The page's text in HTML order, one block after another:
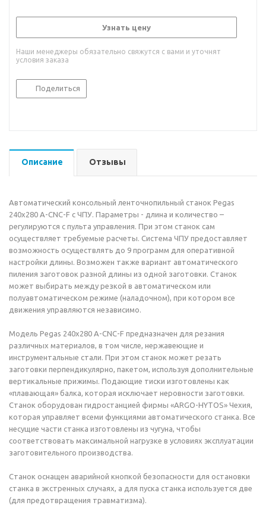
Узнать цену
Наши менеджеры обязательно свяжутся с вами и уточнят
условия заказа
Поделиться
Описание Отзывы
Автоматический консольный ленточнопильный станок Pegas
240x280 A-CNC-F с ЧПУ. Параметры - длина и количество –
регулируются с пульта управления. При этом станок сам
осуществляет требуемые расчеты. Система ЧПУ предоставляет
возможность осуществлять до 9 программ для оперативной
настройки длины. Возможен также вариант автоматического
пиления заготовок разной длины из одной заготовки. Станок
может выбирать между резкой в автоматическом или
полуавтоматическом режиме (наладочном), при котором все
движения управляются независимо.
Модель Pegas 240x280 A-CNC-F предназначен для резания
различных материалов, в том числе, нержавеющие и
инструментальные стали. При этом станок может резать
заготовки перпендикулярно, пакетом, используя дополнительные
вертикальные прижимы. Подающие тиски изготовлены как
«плавающая» балка, которая исключает неровности заготовки.
Станок оборудован гидростанцией фирмы «ARGO-HYTOS» Чехия,
которая управляет всеми функциями автоматического станка. Все
несущие части станка изготовлены из чугуна, чтобы
соответствовать максимальной нагрузке в условиях эксплуатации
заготовительного производства.
Станок оснащен аварийной кнопкой безопасности для остановки
станка в экстренных случаях, а для пуска станка используется две
(для предотвращения травматизма).